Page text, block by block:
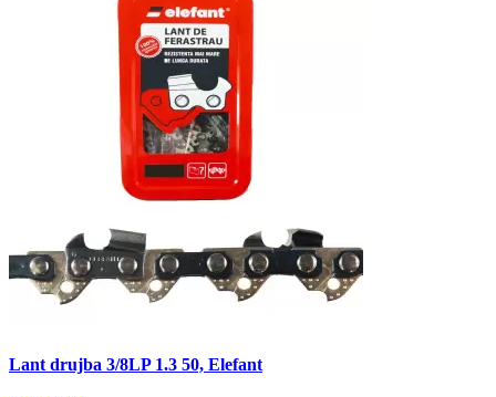
Lant drujba 3/8LP 1.3 50, Elefant